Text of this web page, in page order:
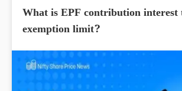
What is EPF contribution interest
exemption limit?